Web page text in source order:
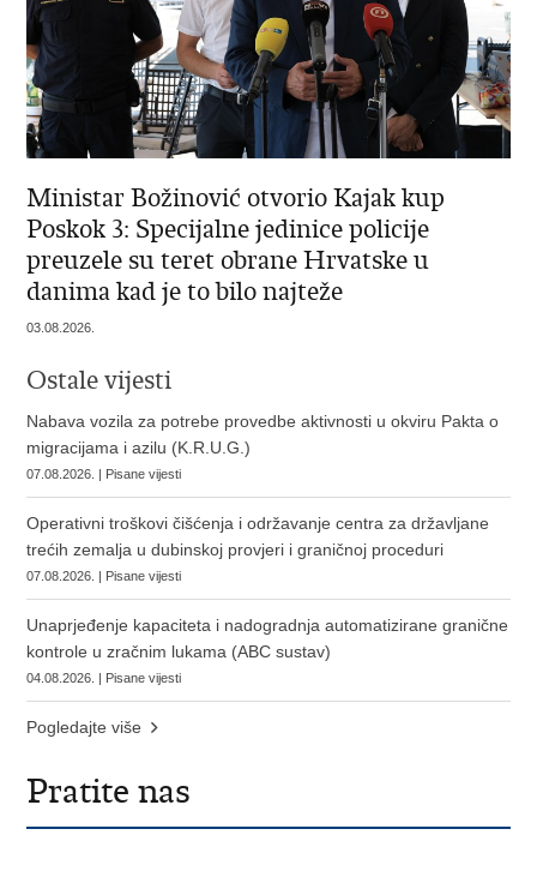
Ministar Božinović otvorio Kajak kup
Poskok 3: Specijalne jedinice policije
preuzele su teret obrane Hrvatske u
danima kad je to bilo najteže
03.08.2026.
Ostale vijesti
Nabava vozila za potrebe provedbe aktivnosti u okviru Pakta o
migracijama i azilu (K.R.U.G.)
07.08.2026. | Pisane vijesti
Operativni troškovi čišćenja i održavanje centra za državljane
trećih zemalja u dubinskoj provjeri i graničnoj proceduri
07.08.2026. | Pisane vijesti
Unaprjeđenje kapaciteta i nadogradnja automatizirane granične
kontrole u zračnim lukama (ABC sustav)
04.08.2026. | Pisane vijesti
Pogledajte više
Pratite nas